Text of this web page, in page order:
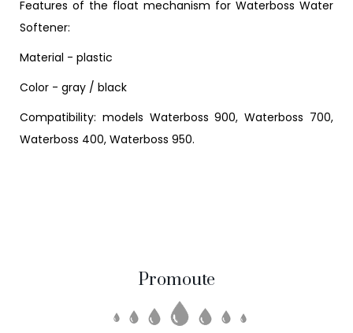
Features of the float mechanism for Waterboss Water
Softener:
Material - plastic
Color - gray / black
Compatibility: models Waterboss 900, Waterboss 700,
Waterboss 400, Waterboss 950.
Promoute